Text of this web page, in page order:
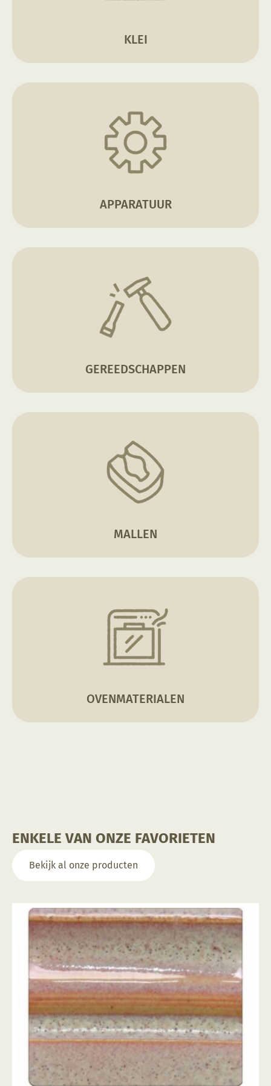
KLEI
APPARATUUR
GEREEDSCHAPPEN
MALLEN
OVENMATERIALEN
ENKELE VAN ONZE FAVORIETEN
Bekijk al onze producten